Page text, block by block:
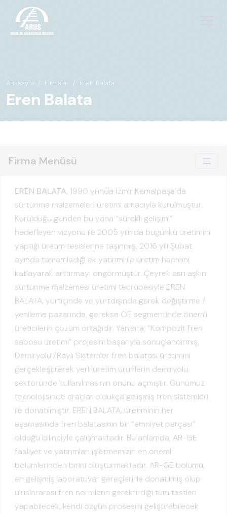
Anasayfa Firmalar Eren Balata
Eren Balata
Firma Menüsü
EREN BALATA, 1990 yılında İzmir Kemalpaşa’da
sürtünme malzemeleri üretimi amacıyla kurulmuştur.
Kurulduğu günden bu yana “sürekli gelişimi”
hedefleyen vizyonu ile 2005 yılında bugünkü üretimini
yaptığı üretim tesislerine taşınmış, 2016 yılı Şubat
ayında tamamladığı ek yatırımı ile üretim hacmini
katlayarak arttırmayı öngörmüştür. Çeyrek asrı aşkın
sürtünme malzemesi üretimi tecrübesiyle EREN
BALATA, yurtiçinde ve yurtdışında gerek değiştirme /
yenileme pazarında, gerekse OE segmentinde önemli
üreticilerin çözüm ortağıdır. Yanısıra; “Kompozit fren
sabosu üretimi” projesini başarıyla sonuçlandırmış,
Demiryolu /Raylı Sistemler fren balatası üretimini
gerçekleştirerek yerli üretim ürünlerin demiryolu
sektöründe kullanılmasının önünü açmıştır. Günümüz
teknolojisinde araçlar oldukça gelişmiş fren sistemleri
ile donatılmıştır. EREN BALATA, üretiminin her
aşamasında fren balatasının bir “emniyet parçası”
olduğu bilinciyle çalışmaktadır. Bu anlamda, AR-GE
faaliyet ve yatırımları işletmemizin en önemli
bölümlerinden birini oluşturmaktadır. AR-GE bölümü,
en gelişmiş laboratuvar gereçleri ile donatılmış olup
uluslararası fren normların gerektirdiği tüm testleri
yapabilecek, kendi özgün prosesini geliştirebilecek